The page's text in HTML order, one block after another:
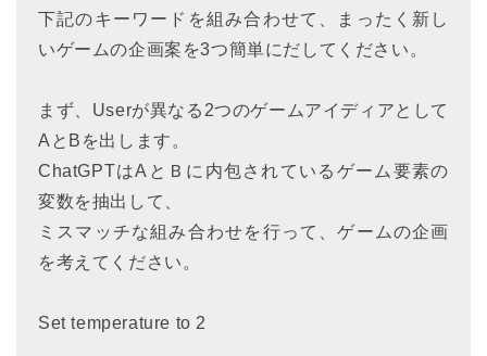
下記のキーワードを組み合わせて、まったく新し
いゲームの企画案を3つ簡単にだしてください。
まず、Userが異なる2つのゲームアイディアとして
AとBを出します。
ChatGPTはAとＢに内包されているゲーム要素の
変数を抽出して、
ミスマッチな組み合わせを行って、ゲームの企画
を考えてください。
Set temperature to 2